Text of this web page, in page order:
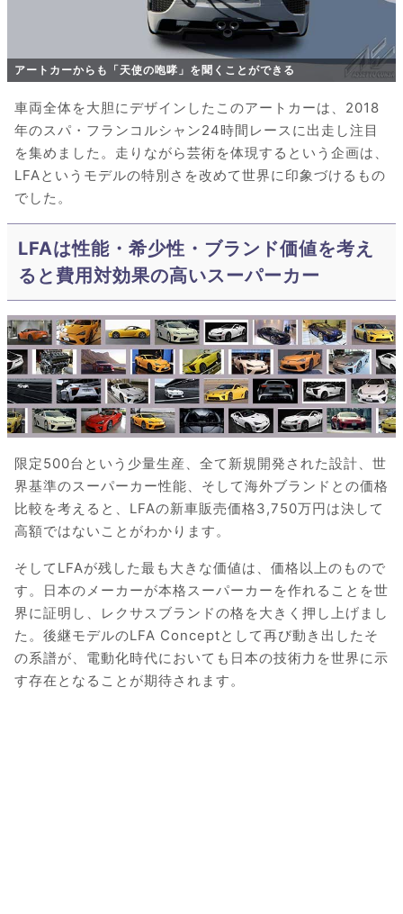
アートカーからも「天使の咆哮」を聞くことができる
車両全体を大胆にデザインしたこのアートカーは、2018
年のスパ・フランコルシャン24時間レースに出走し注目
を集めました。走りながら芸術を体現するという企画は、
LFAというモデルの特別さを改めて世界に印象づけるもの
でした。
LFAは性能・希少性・ブランド価値を考え
ると費用対効果の高いスーパーカー
限定500台という少量生産、全て新規開発された設計、世
界基準のスーパーカー性能、そして海外ブランドとの価格
比較を考えると、LFAの新車販売価格3,750万円は決して
高額ではないことがわかります。
そしてLFAが残した最も大きな価値は、価格以上のもので
す。日本のメーカーが本格スーパーカーを作れることを世
界に証明し、レクサスブランドの格を大きく押し上げまし
た。後継モデルのLFA Conceptとして再び動き出したそ
の系譜が、電動化時代においても日本の技術力を世界に示
す存在となることが期待されます。